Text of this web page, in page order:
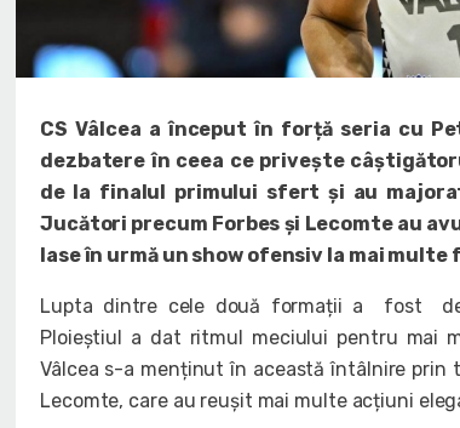
CS Vâlcea a început în forță seria cu
dezbatere în ceea ce privește
de la finalul primului sfert și au
Jucători precum Forbes și Lecomte au
lase în urmă un show ofensiv la mai multe
Lupta dintre cele două formații a fost
Ploieștiul a dat ritmul meciului pentru mai
Vâlcea s-a menținut în această întâlnire prin
Lecomte, care au reușit mai multe acțiuni